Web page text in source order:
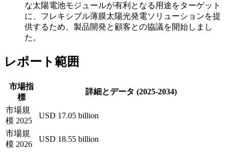
な太陽電池モジュールが有利となる用途をターゲット
に、フレキシブル薄膜太陽光発電ソリューションを提
供するため、製品開発と顧客との協議を開始しまし
た。
レポート範囲
市場指
標
詳細とデータ (2025-2034)
市場規
模 2025
USD 17.05 billion
市場規
模 2026
USD 18.55 billion